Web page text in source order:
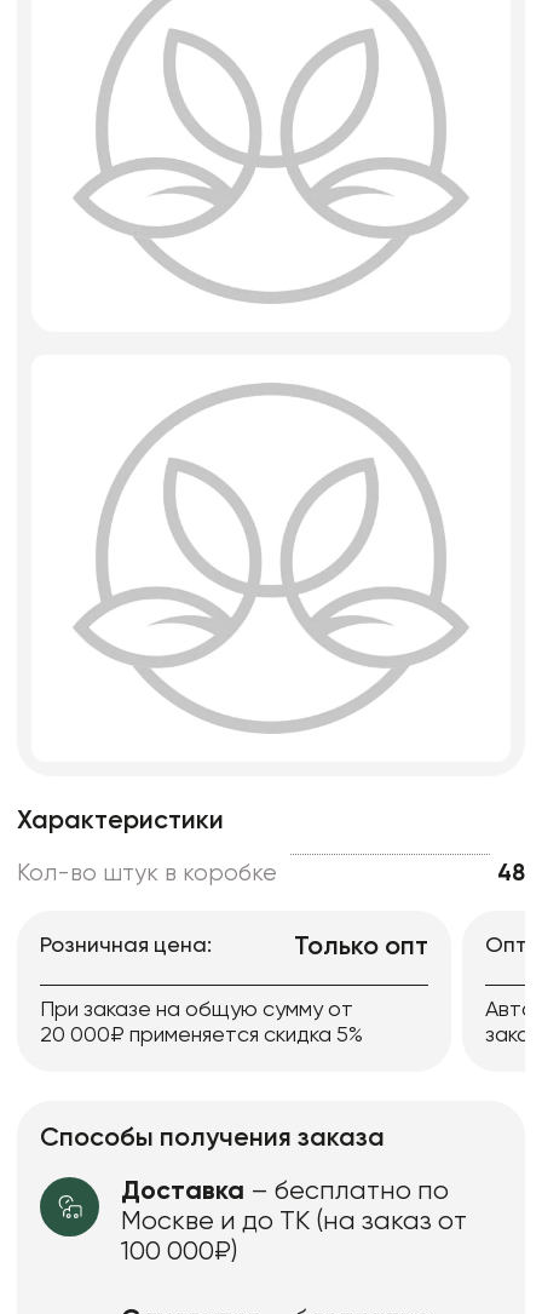
Игрушки мягкие
Изделия из металла
Сухоцветы
Характеристики
Кол-во штук в коробке 48
Розничная цена: Только опт
При заказе на общую сумму от
20 000₽ применяется скидка 5%
Способы получения заказа
Доставка – бесплатно по
Москве и до ТК (на заказ от
100 000₽)